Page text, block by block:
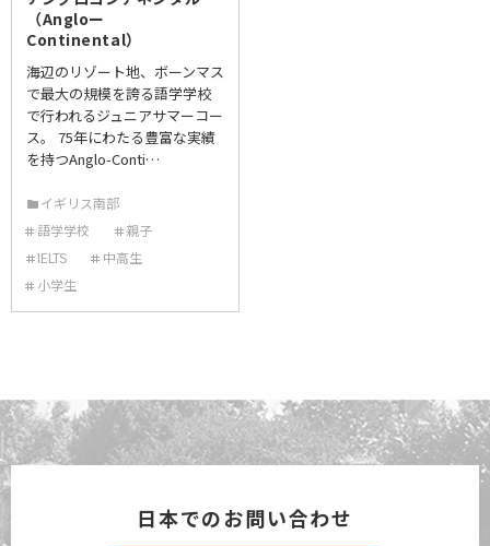
（Angloー
Continental）
海辺のリゾート地、ボーンマス
で最大の規模を誇る語学学校
で行われるジュニアサマーコー
ス。 75年にわたる豊富な実績
を持つAnglo-Conti…
イギリス南部
語学学校
親子
IELTS
中高生
小学生
日本でのお問い合わせ